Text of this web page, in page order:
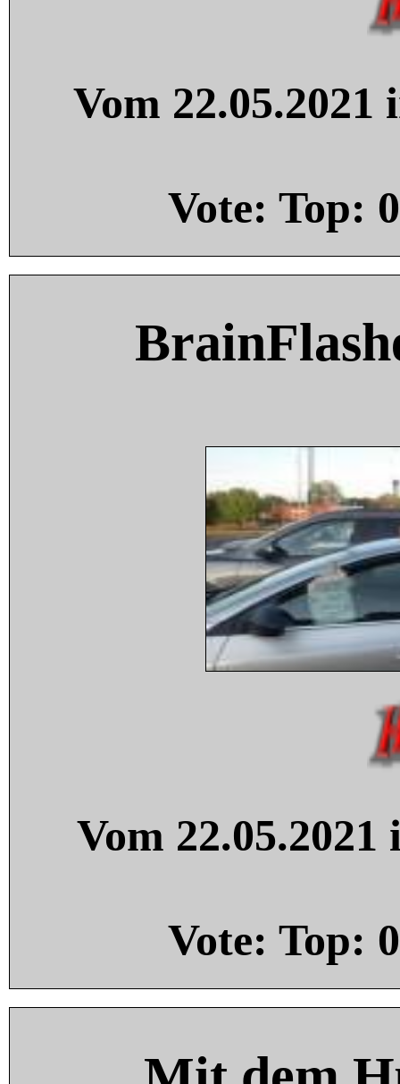
Vom
Vote: Top: 0
Vom
Vote: Top: 0